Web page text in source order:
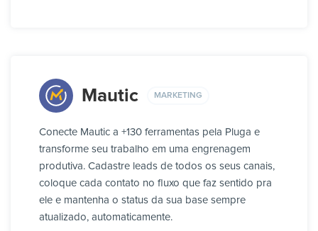
Mautic MARKETING
Conecte Mautic a +130 ferramentas pela Pluga e
transforme seu trabalho em uma engrenagem
produtiva. Cadastre leads de todos os seus canais,
coloque cada contato no fluxo que faz sentido pra
ele e mantenha o status da sua base sempre
atualizado, automaticamente.